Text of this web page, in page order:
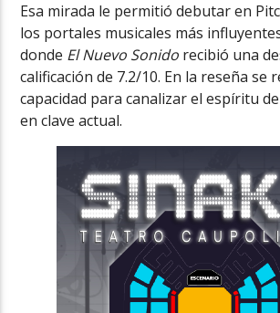
Esa mirada le permitió debutar en
los portales musicales más
donde El Nuevo Sonido recibió una
calificación de 7.2/10. En la reseña se
capacidad para canalizar el espíritu
en clave actual.